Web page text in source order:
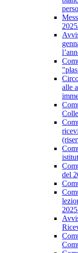
alle
del